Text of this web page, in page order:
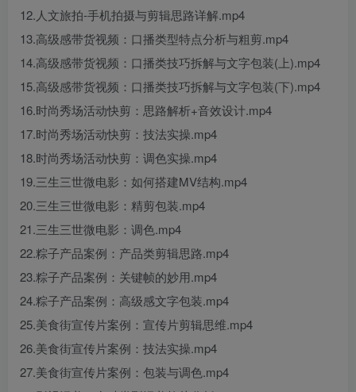
12.人文旅拍-手机拍摄与剪辑思路详解.mp4
13.高级感带货视频：口播类型特点分析与粗剪.mp4
14.高级感带货视频：口播类技巧拆解与文字包装(上).mp4
15.高级感带货视频：口播类技巧拆解与文字包装(下).mp4
16.时尚秀场活动快剪：思路解析+音效设计.mp4
17.时尚秀场活动快剪：技法实操.mp4
18.时尚秀场活动快剪：调色实操.mp4
19.三生三世微电影：如何搭建MV结构.mp4
20.三生三世微电影：精剪包装.mp4
21.三生三世微电影：调色.mp4
22.粽子产品案例：产品类剪辑思路.mp4
23.粽子产品案例：关键帧的妙用.mp4
24.粽子产品案例：高级感文字包装.mp4
25.美食街宣传片案例：宣传片剪辑思维.mp4
26.美食街宣传片案例：技法实操.mp4
27.美食街宣传片案例：包装与调色.mp4